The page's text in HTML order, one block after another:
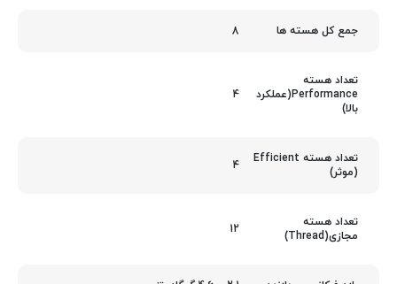
جمع کل هسته ها 8
تعداد هسته
Performance(عملکرد
بالا)
4
تعداد هسته Efficient
(موثر)
4
تعداد هسته
مجازی(Thread)
12